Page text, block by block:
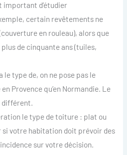
important d’étudier
certain revêtements ne
en rouleau), alors que
de cinquante ans (tuiles,
type de, on ne pose pas le
Provence qu’en Normandie. Le
différent.
le type de toiture : plat ou
si votre habitation doit prévoir des
sur votre décision.